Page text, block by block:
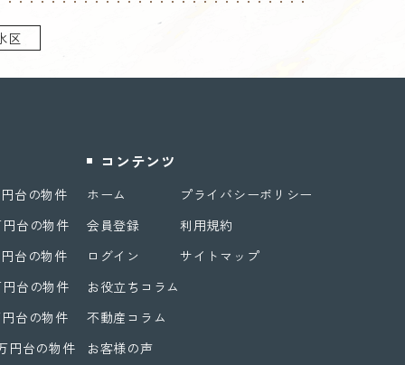
区
台の物件
台の物件
台の物件
台の物件
台の物件
円台の物件
コンテンツ
ホーム
会員登録
ログイン
お役立ちコラム
不動産コラム
お客様の声
プライバシーポリシー
利用規約
サイトマップ